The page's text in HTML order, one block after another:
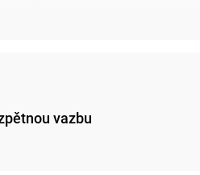
vazbu